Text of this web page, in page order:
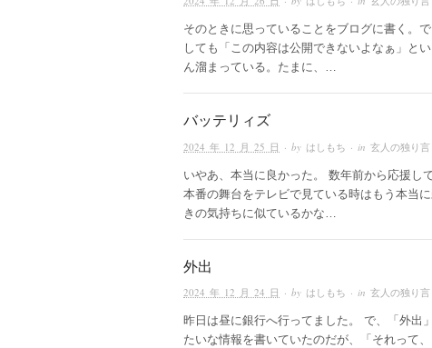
そのときに思っていることをブログに書く。
しても「この内容は公開できないよなぁ」と
ん溜まっている。たまに、…
バッテリィズ
2024 年 12 月 25 日 · by はしもち · in 玄人の独り言
いやあ、本当に良かった。 数年前から応援し
本番の舞台をテレビで見ている時はもう本当
きの気持ちに似ているかな…
外出
2024 年 12 月 24 日 · by はしもち · in 玄人の独り言
昨日は昼に銀行へ行ってました。 で、「外
たいな情報を書いていたのだが、「それって